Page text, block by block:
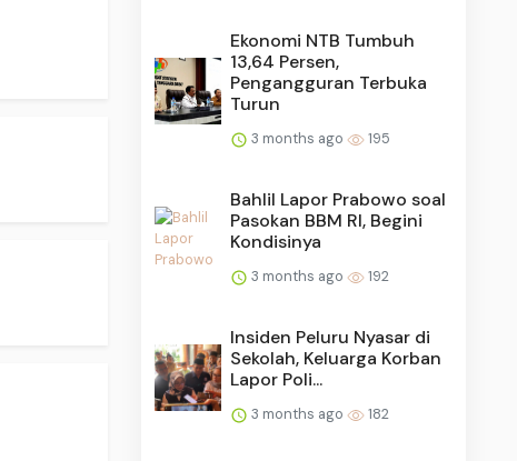
Ekonomi NTB Tumbuh
13,64 Persen,
Pengangguran Terbuka
Turun
3 months ago 195
Bahlil Lapor Prabowo soal
Pasokan BBM RI, Begini
Kondisinya
3 months ago 192
Insiden Peluru Nyasar di
Sekolah, Keluarga Korban
Lapor Poli...
3 months ago 182